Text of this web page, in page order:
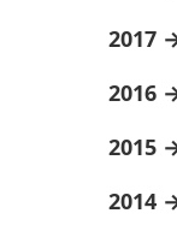
2017
2016
2015
2014